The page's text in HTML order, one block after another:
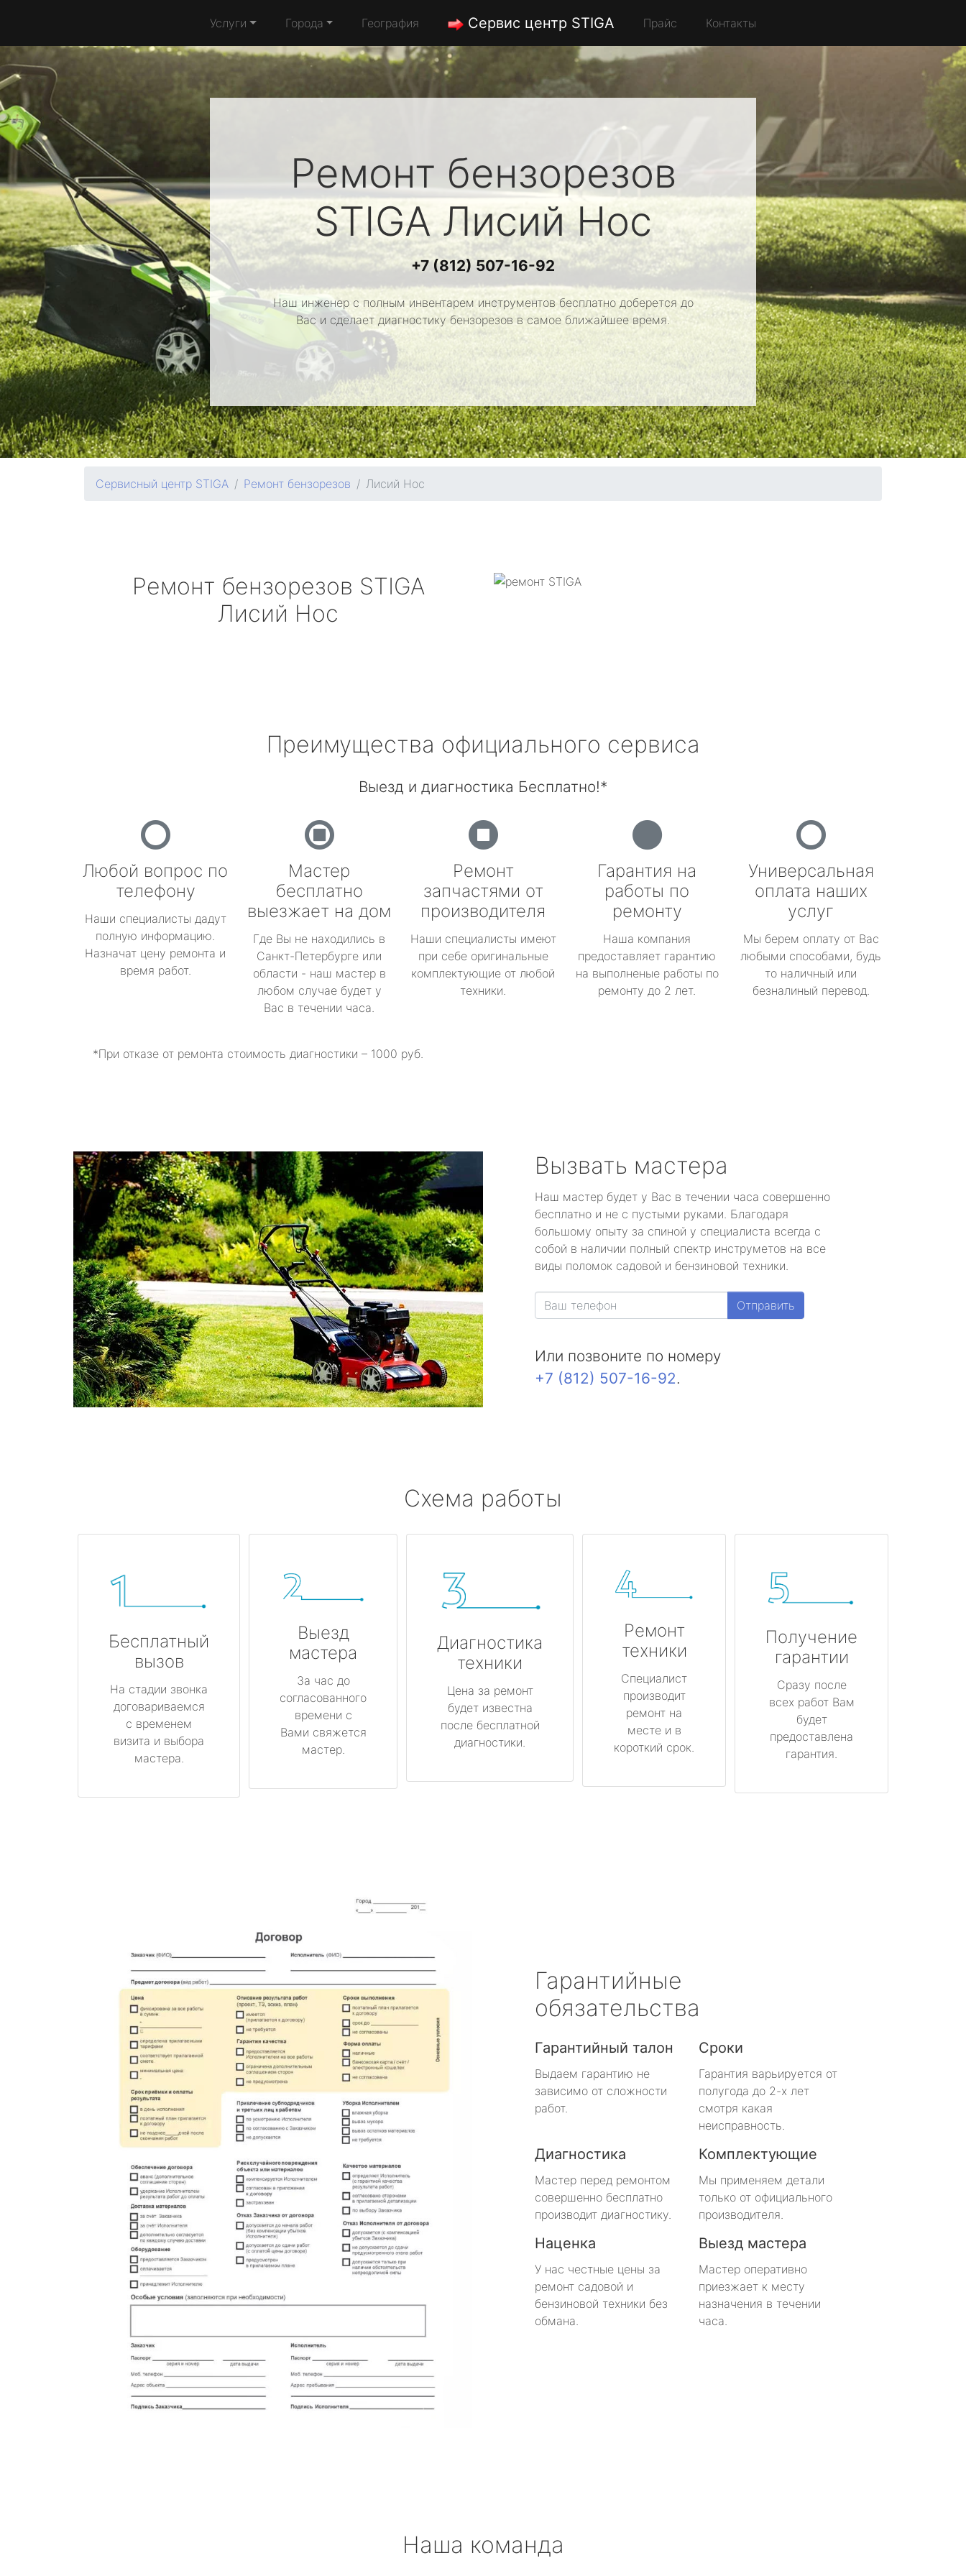
Услуги Города География Сервис центр STIGA Прайс Контакты
Ремонт бензорезов
STIGAЛисий Нос
+7 (812) 507-16-92
Наш инженер с полным инвентарем инструментов бесплатно доберется до
Вас и сделает диагностику бензорезов в самое ближайшее время.
Сервисный центр STIGA Ремонт бензорезов Лисий Нос
Ремонт бензорезов STIGA
Лисий Нос
Преимущества официального сервиса
Выезд и диагностика Бесплатно!*
Любой вопрос по
телефону
Наши специалисты дадут
полную информацию.
Назначат цену ремонта и
время работ.
Мастер
бесплатно
выезжает на дом
Где Вы не находились в
Санкт-Петербурге или
области - наш мастер в
любом случае будет у
Вас в течении часа.
Ремонт
запчастями от
производителя
Наши специалисты имеют
при себе оригинальные
комплектующие от любой
техники.
Гарантия на
работы по
ремонту
Наша компания
предоставляет гарантию
на выполненые работы по
ремонту до 2 лет.
Универсальная
оплата наших
услуг
Мы берем оплату от Вас
любыми способами, будь
то наличный или
безналиный перевод.
*При отказе от ремонта стоимость диагностики – 1000 руб.
Вызвать мастера
Наш мастер будет у Вас в течении часа совершенно
бесплатно и не с пустыми руками. Благодаря
большому опыту за спиной у специалиста всегда с
собой в наличии полный спектр инструметов на все
виды поломок садовой и бензиновой техники.
Отправить
Или позвоните по номеру
+7 (812) 507-16-92.
Схема работы
Бесплатный
вызов
На стадии звонка
договариваемся
с временем
визита и выбора
мастера.
Выезд
мастера
За час до
согласованного
времени с
Вами свяжется
мастер.
Диагностика
техники
Цена за ремонт
будет известна
после бесплатной
диагностики.
Ремонт
техники
Специалист
производит
ремонт на
месте и в
короткий срок.
Получение
гарантии
Сразу после
всех работ Вам
будет
предоставлена
гарантия.
Гарантийные
обязательства
Гарантийный талон
Выдаем гарантию не
зависимо от сложности
работ.
Сроки
Гарантия варьируется от
полугода до 2-х лет
смотря какая
неисправность.
Диагностика
Мастер перед ремонтом
совершенно бесплатно
производит диагностику.
Комплектующие
Мы применяем детали
только от официального
производителя.
Наценка
У нас честные цены за
ремонт садовой и
бензиновой техники без
обмана.
Выезд мастера
Мастер оперативно
приезжает к месту
назначения в течении
часа.
Наша команда